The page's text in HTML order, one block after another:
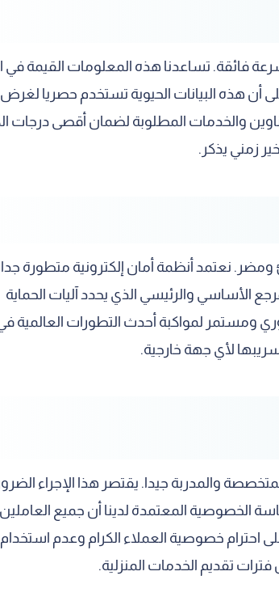
فائقة. تساعدنا هذه المعلومات القيمة
هذه البيانات الحيوية تستخدم حصريا لغرض
والخدمات المطلوبة لضمان أقصى درجات
زمني يذكر.
نعتمد أنظمة أمان إلكترونية متطورة
الأساسي والرئيسي الذي يحدد آليات الحماية
ومستمر لمواكبة أحدث التطورات العالمية
لأي جهة خارجية.
والمدربة جيدا. يقتصر هذا الإجراء
الخصوصية المعتمدة لدينا أن جميع
خصوصية العملاء الكرام وعدم استخدام
تقديم الخدمات المنزلية.